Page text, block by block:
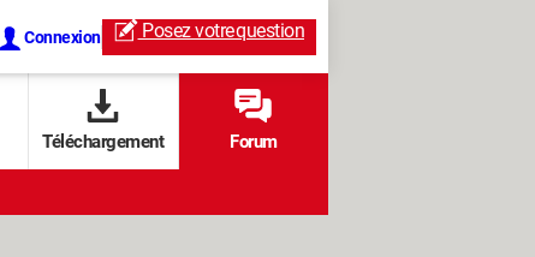
Connexion Posez votrequestion
Téléchargement Forum